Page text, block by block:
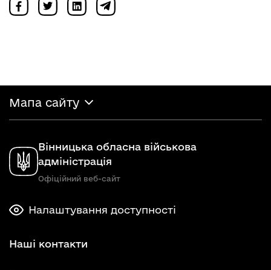
Мапа сайту
Вінницька обласна військова
адміністрація
Офіційний веб-сайт
Налаштування доступності
Наші контакти